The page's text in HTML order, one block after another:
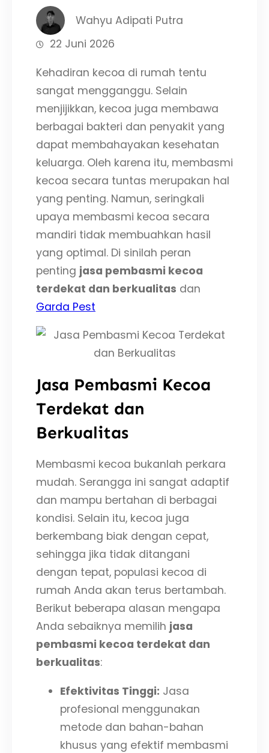
Wahyu Adipati Putra
22 Juni 2026
Kehadiran kecoa di rumah tentu
sangat mengganggu. Selain
menjijikkan, kecoa juga membawa
berbagai bakteri dan penyakit yang
dapat membahayakan kesehatan
keluarga. Oleh karena itu, membasmi
kecoa secara tuntas merupakan hal
yang penting. Namun, seringkali
upaya membasmi kecoa secara
mandiri tidak membuahkan hasil
yang optimal. Di sinilah peran
penting jasa pembasmi kecoa
terdekat dan berkualitas dan
Garda Pest
Jasa Pembasmi Kecoa
Terdekat dan
Berkualitas
Membasmi kecoa bukanlah perkara
mudah. Serangga ini sangat adaptif
dan mampu bertahan di berbagai
kondisi. Selain itu, kecoa juga
berkembang biak dengan cepat,
sehingga jika tidak ditangani
dengan tepat, populasi kecoa di
rumah Anda akan terus bertambah.
Berikut beberapa alasan mengapa
Anda sebaiknya memilih jasa
pembasmi kecoa terdekat dan
berkualitas:
Efektivitas Tinggi: Jasa
profesional menggunakan
metode dan bahan-bahan
khusus yang efektif membasmi